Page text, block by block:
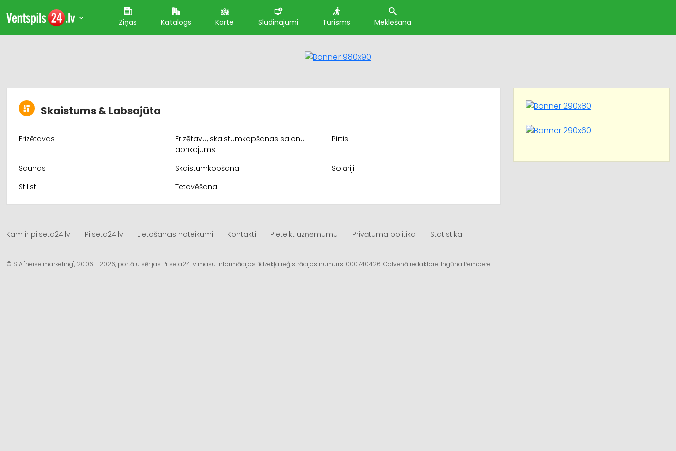
Ziņas Katalogs Karte Sludinājumi Tūrisms Meklēšana
Skaistums & Labsajūta
Frizētavas
Frizētavu, skaistumkopšanas salonu
aprīkojums
Pirtis
Saunas Skaistumkopšana
Solāriji
Stilisti
Tetovēšana
Kam ir pilseta24.lv Pilseta24.lv Lietošanas noteikumi Kontakti Pieteikt uzņēmumu Privātuma politika Statistika
© SIA "heise marketing", 2006 - 2026, portālu sērijas Pilseta24.lv masu informācijas līdzekļa reģistrācijas numurs: 000740426. Galvenā redaktore: Ingūna Pempere.